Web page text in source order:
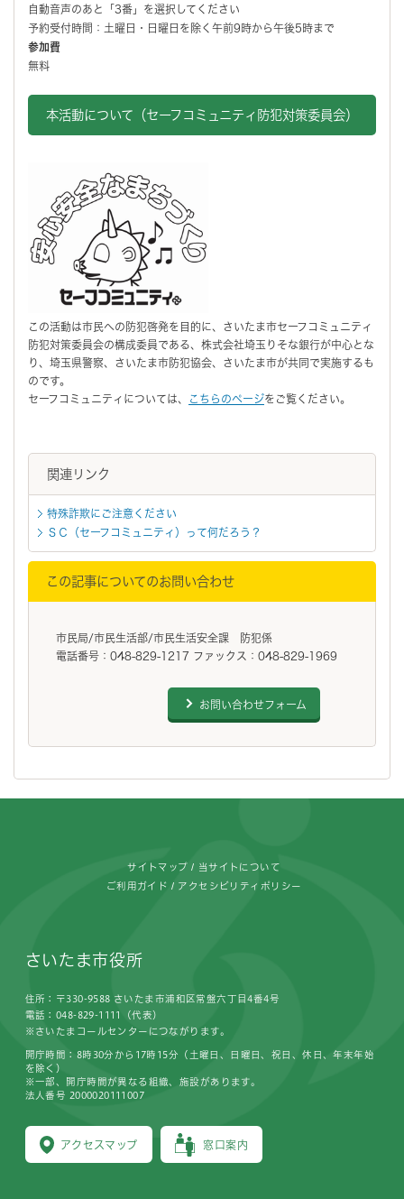
自動音声のあと「3番」を選択してください
予約受付時間：土曜日・日曜日を除く午前9時から午後5時まで
参加費
無料
本活動について（セーフコミュニティ防犯対策委員会）
この活動は市民への防犯啓発を目的に、さいたま市セーフコミュニティ
防犯対策委員会の構成委員である、株式会社埼玉りそな銀行が中心とな
り、埼玉県警察、さいたま市防犯協会、さいたま市が共同で実施するも
のです。
セーフコミュニティについては、
こちらのページをご覧ください。
関連リンク
特殊詐欺にご注意ください
ＳＣ（セーフコミュニティ）って何だろう？
この記事についてのお問い合わせ
市民局/市民生活部/市民生活安全課 防犯係
電話番号：048-829-1217 ファックス：048-829-1969
お問い合わせフォーム
サイトマップ 当サイトについて
ご利用ガイド アクセシビリティポリシー
さいたま市役所
住所：〒330-9588 さいたま市浦和区常盤六丁目4番4号
電話：048-829-1111（代表）
※さいたまコールセンターにつながります。
アクセスマップ 窓口案内
開庁時間：8時30分から17時15分（土曜日、日曜日、祝日、休日、年末年始
を除く）
※一部、開庁時間が異なる組織、施設があります。
法人番号 2000020111007